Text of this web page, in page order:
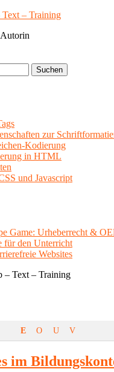
– Training
zur
Kodierung
in HTML
und Javascript
Game: Urheberrecht &
für den Unterricht
Websites
E O U V
im